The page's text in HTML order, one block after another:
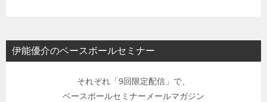
伊能優介のベースボールセミナー
それぞれ「9回限定配信」で、
ベースボールセミナーメールマガジン